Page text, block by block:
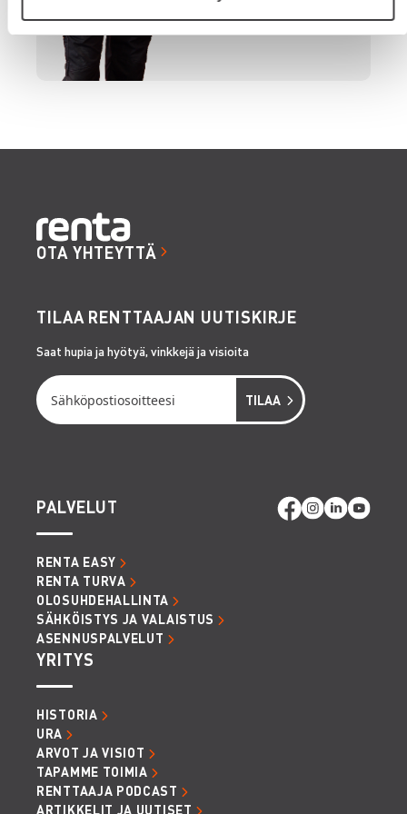
OTA YHTEYTTÄ
TILAA RENTTAAJAN UUTISKIRJE
Saat hupia ja hyötyä, vinkkejä ja visioita
PALVELUT
RENTA EASY
RENTA TURVA
OLOSUHDEHALLINTA
SÄHKÖISTYS JA VALAISTUS
ASENNUSPALVELUT
YRITYS
HISTORIA
URA
ARVOT JA VISIOT
TAPAMME TOIMIA
RENTTAAJA PODCAST
ARTIKKELIT JA UUTISET